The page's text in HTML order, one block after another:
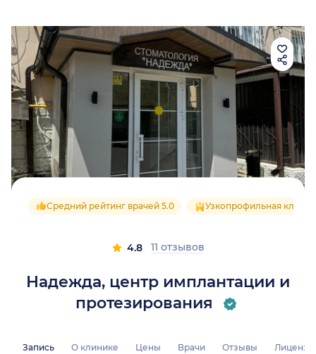
Надежда, центр имплантации и
протезирования
Средний рейтинг врачей 5.0 Узкопрофильная
4.8 11 отзывов
Запись О клинике Цены Врачи Отзывы